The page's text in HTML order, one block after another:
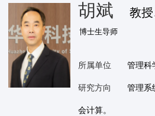
胡斌 教
所属单位 管理科
研究方向 管理系
会计算。